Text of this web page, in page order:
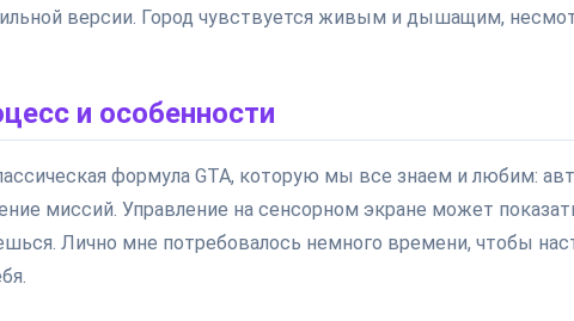
версии. Город чувствуется живым и дышащим,
и особенности
формула GTA, которую мы все знаем и любим:
миссий. Управление на сенсорном экране может
Лично мне потребовалось немного времени, чтобы